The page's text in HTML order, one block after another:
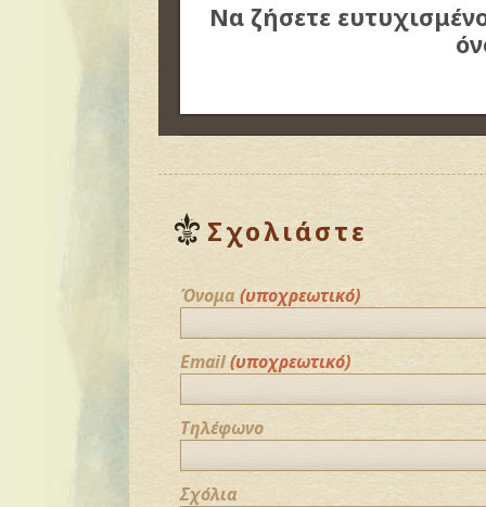
Να ζήσετε
Σχολιάστε
Όνομα (υποχρεωτικό)
Email(υποχρεωτικό)
Τηλέφωνο
Σχόλια